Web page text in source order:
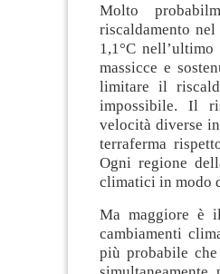
Molto
riscaldamento
1,1°C
massicce e
limitare il
impossibile. Il
velocità diverse
terraferma
Ogni regione
climatici in modo
Ma maggiore è
cambiamenti
più probabile